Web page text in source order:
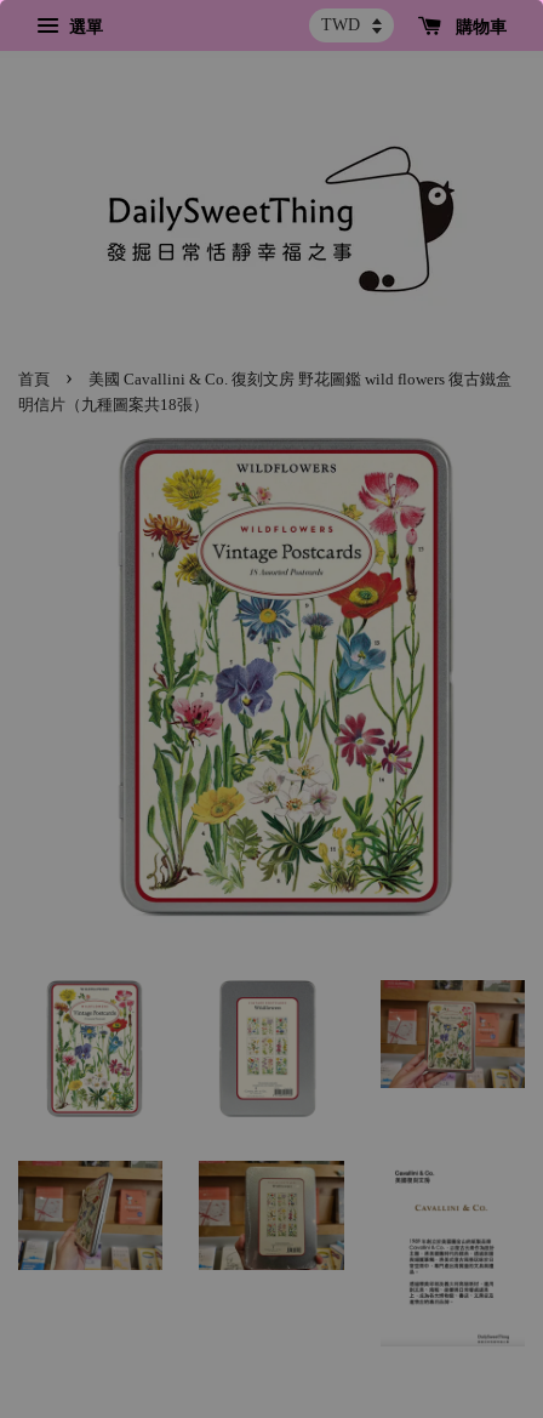
選單 購物車
首頁 ›
美國 Cavallini & Co. 復刻文房 野花圖鑑 wild flowers 復古鐵盒
明信片（九種圖案共18張）